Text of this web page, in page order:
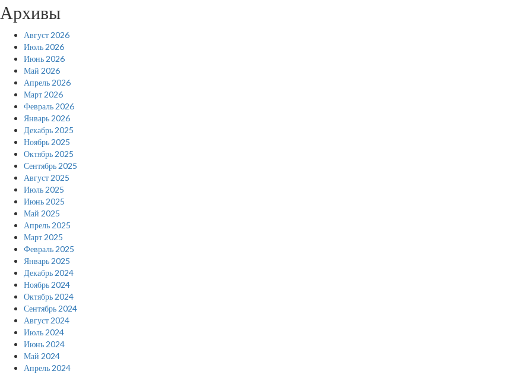
Архивы
Август 2026
Июль 2026
Июнь 2026
Май 2026
Апрель 2026
Март 2026
Февраль 2026
Январь 2026
Декабрь 2025
Ноябрь 2025
Октябрь 2025
Сентябрь 2025
Август 2025
Июль 2025
Июнь 2025
Май 2025
Апрель 2025
Март 2025
Февраль 2025
Январь 2025
Декабрь 2024
Ноябрь 2024
Октябрь 2024
Сентябрь 2024
Август 2024
Июль 2024
Июнь 2024
Май 2024
Апрель 2024